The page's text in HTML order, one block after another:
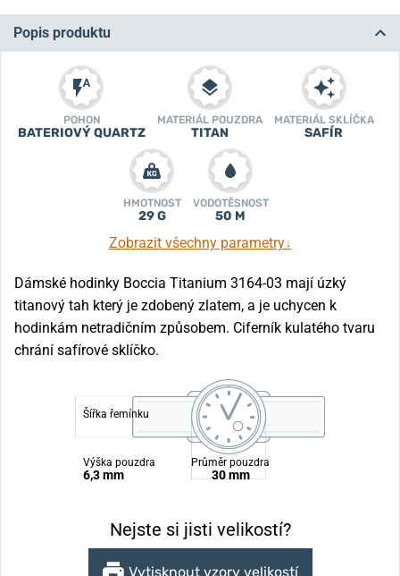
Popis produktu
POHON
BATERIOVÝ QUARTZ
MATERIÁL POUZDRA
TITAN
MATERIÁL SKLÍČKA
SAFÍR
HMOTNOST
29 G
VODOTĚSNOST
50 M
Zobrazit všechny parametry↓
Dámské hodinky Boccia Titanium 3164-03 mají úzký
titanový tah který je zdobený zlatem, a je uchycen k
hodinkám netradičním způsobem. Ciferník kulatého tvaru
chrání safírové sklíčko.
Šířka řemínku
Výška pouzdra
6,3 mm
Průměr pouzdra
30 mm
Nejste si jisti velikostí?
Vytisknout vzory velikostí